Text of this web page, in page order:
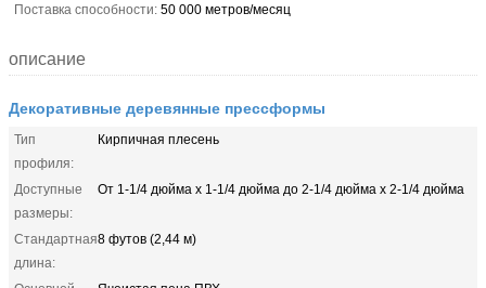
Поставка способности: 50 000 метров/месяц
описание
Декоративные деревянные прессформы
Тип
профиля:
Кирпичная плесень
Доступные
размеры:
От 1-1/4 дюйма x 1-1/4 дюйма до 2-1/4 дюйма x 2-1/4 дюйма
Стандартная
длина:
8 футов (2,44 м)